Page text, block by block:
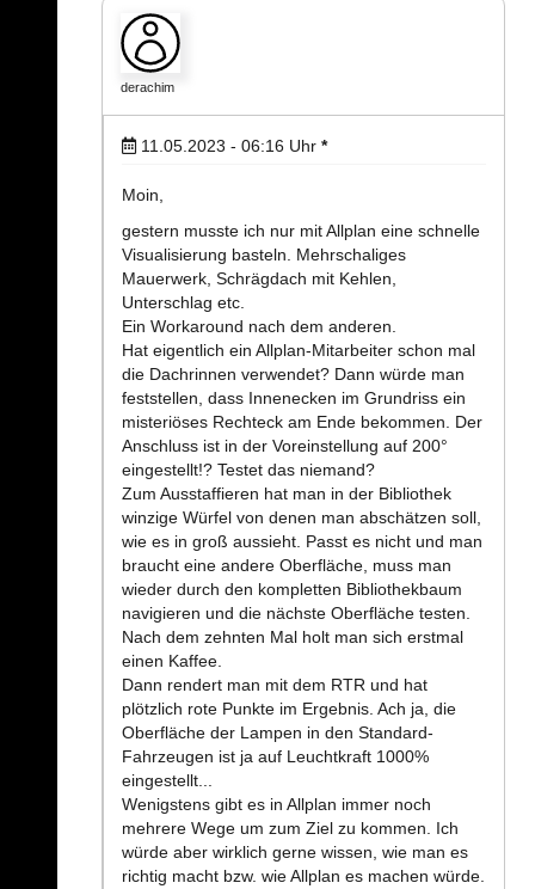
derachim
11.05.2023 - 06:16 Uhr *
Moin,
gestern musste ich nur mit Allplan eine schnelle
Visualisierung basteln. Mehrschaliges
Mauerwerk, Schrägdach mit Kehlen,
Unterschlag etc.
Ein Workaround nach dem anderen.
Hat eigentlich ein Allplan-Mitarbeiter schon mal
die Dachrinnen verwendet? Dann würde man
feststellen, dass Innenecken im Grundriss ein
misteriöses Rechteck am Ende bekommen. Der
Anschluss ist in der Voreinstellung auf 200°
eingestellt!? Testet das niemand?
Zum Ausstaffieren hat man in der Bibliothek
winzige Würfel von denen man abschätzen soll,
wie es in groß aussieht. Passt es nicht und man
braucht eine andere Oberfläche, muss man
wieder durch den kompletten Bibliothekbaum
navigieren und die nächste Oberfläche testen.
Nach dem zehnten Mal holt man sich erstmal
einen Kaffee.
Dann rendert man mit dem RTR und hat
plötzlich rote Punkte im Ergebnis. Ach ja, die
Oberfläche der Lampen in den Standard-
Fahrzeugen ist ja auf Leuchtkraft 1000%
eingestellt...
Wenigstens gibt es in Allplan immer noch
mehrere Wege um zum Ziel zu kommen. Ich
würde aber wirklich gerne wissen, wie man es
richtig macht bzw. wie Allplan es machen würde.